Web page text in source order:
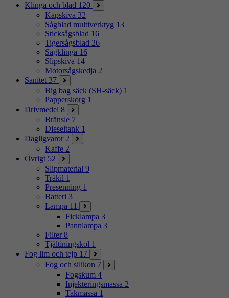
Klinga och blad 120
Kapskiva 32
Sågblad multiverktyg 13
Sticksågsblad 16
Tigersågsblad 26
Sågklinga 16
Slipskiva 14
Motorsågskedja 2
Sanitet 37
Big bag säck (SH-säck) 1
Papperskorg 1
Drivmedel 8
Bränsle 7
Dieseltank 1
Dagligvaror 2
Kaffe 2
Övrigt 52
Slipmaterial 9
Träkil 1
Presenning 1
Batteri 3
Lampa 11
Ficklampa 3
Pannlampa 3
Filter 8
Tjältiningskol 1
Fog lim och tejp 17
Fog och silikon 7
Fogskum 4
Injekteringsmassa 2
Takmassa 1